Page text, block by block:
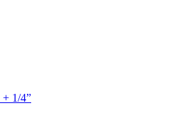
1/4”